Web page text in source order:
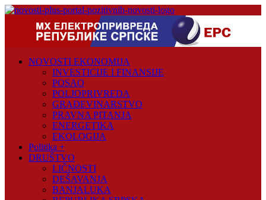
Skip
Novosti
NOVOSTI EKONOMIJA
INVESTICIJE I FINANSIJE
POSAO
POLJOPRIVREDA
GRAĐEVINARSTVO
PRAVNA PITANJA
ENERGETIKA
EKOLOGIJA
Politika +
DRUŠTVO
LIČNOSTI
DEŠAVANJA
BANJALUKA